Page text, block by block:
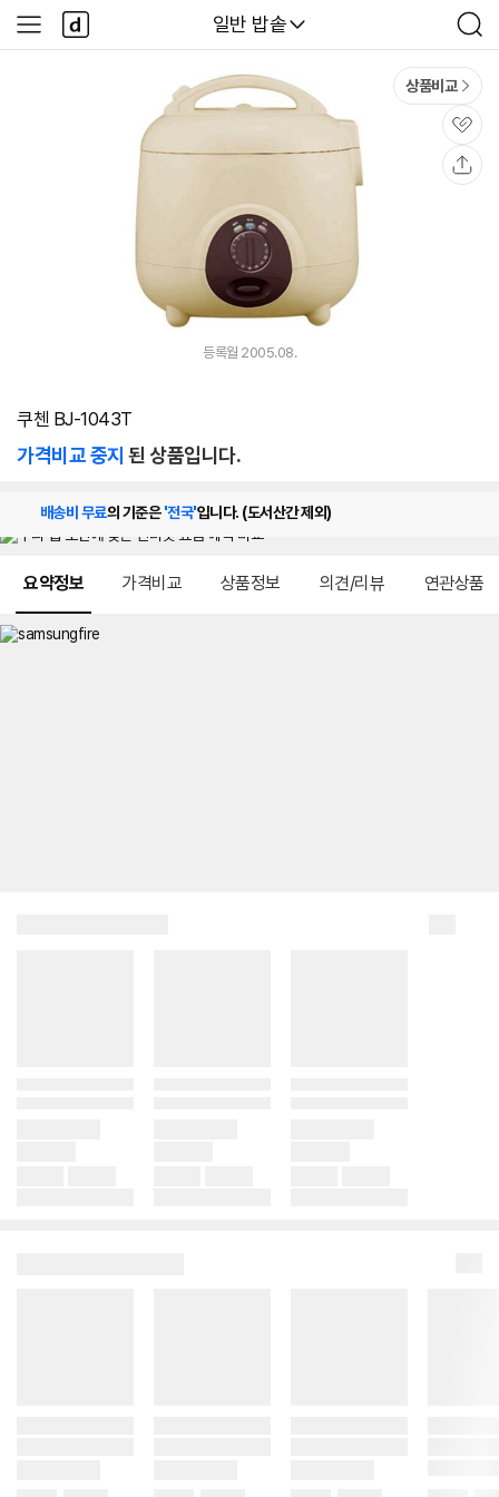
다나와
일반 밥솥
검
색
사
이
다
나
와
상품비교
관
심
등록월 2005.08.
쿠첸 BJ-1043T
가격비교 중지 된 상품입니다.
배송비 무료의 기준은'전국'입니다. (도서산간 제외)
요약정보 가격비교 상품정보 의견/리뷰 연관상품